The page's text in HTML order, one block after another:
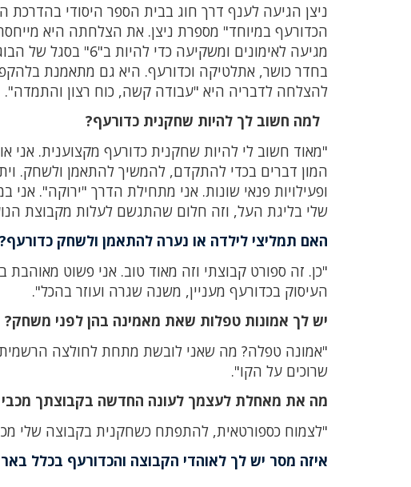
ניצן הגיעה לענף דרך חוג בבית הספר היסודי בהדרכת
הכדורעף במיוחד" מספרת ניצן. את הצלחתה היא
בחדר כושר, אתלטיקה וכדורעף. היא גם מתאמנת
להצלחה לדבריה היא "עבודה קשה, כוח רצון והתמדה".
למה חשוב לך להיות שחקנית כדורעף?
"מאוד חשוב לי להיות שחקנית כדורעף מקצוענית.
המון דברים בכדי להתקדם, להמשיך להתאמן ולשחק.
שלי בליגת העל, וזה חלום שהתגשם לעלות מקבוצת
האם תמליצי לילדה או נערה להתאמן ולשחק כדורעף?
"כן. זה ספורט קבוצתי וזה מאוד טוב. אני פשוט
העיסוק בכדורעף מעניין, משנה שגרה ועוזר בהכל".
יש לך אמונות טפלות שאת מאמינה בהן לפני משחק?
"אמונה טפלה? מה שאני לובשת מתחת לחולצה
שרוכים על הקו".
מה את מאחלת לעצמך לעונה החדשה בקבוצתך מכבי
"לצמוח כספורטאית, להתפתח כשחקנית בקבוצה שלי
איזה מסר יש לך לאוהדי הקבוצה והכדורעף בכלל